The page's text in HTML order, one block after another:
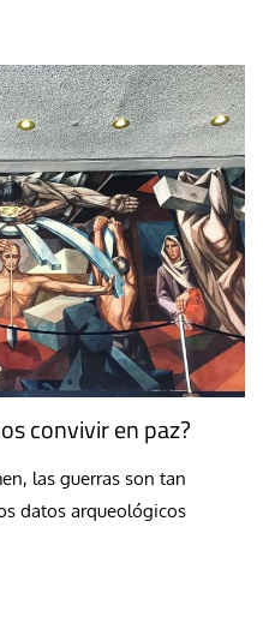
convivir en paz?
las guerras son tan
datos arqueológicos